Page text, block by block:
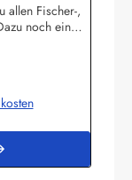
allen Fischer-,
noch ein
1226409